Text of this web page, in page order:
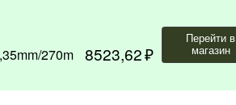
270m 8523,62
Перейти в
магазин